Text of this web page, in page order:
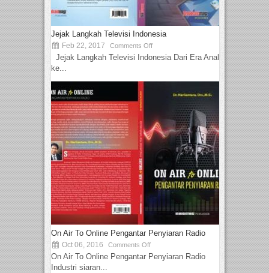
Jejak Langkah Televisi Indonesia
Feb 22, 2017 Comments Off
Jejak Langkah Televisi Indonesia Dari Era Analog
ke...
On Air To Online Pengantar Penyiaran Radio
Oct 06, 2016 Comments Off
On Air To Online Pengantar Penyiaran Radio
Industri siaran...